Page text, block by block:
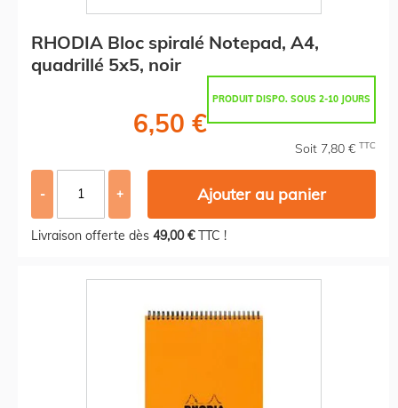
RHODIA Bloc spiralé Notepad, A4,
quadrillé 5x5, noir
PRODUIT DISPO. SOUS 2-10 JOURS
6,50 €
Soit 7,80 € TTC
- + Ajouter au panier
Livraison offerte dès 49,00 €TTC !